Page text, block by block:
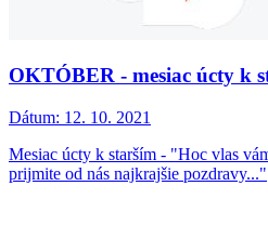
OKTÓBER - mesiac úcty k
Dátum: 12. 10. 2021
Mesiac úcty k starším - "Hoc vlas
prijmite od nás najkrajšie pozdravy..."